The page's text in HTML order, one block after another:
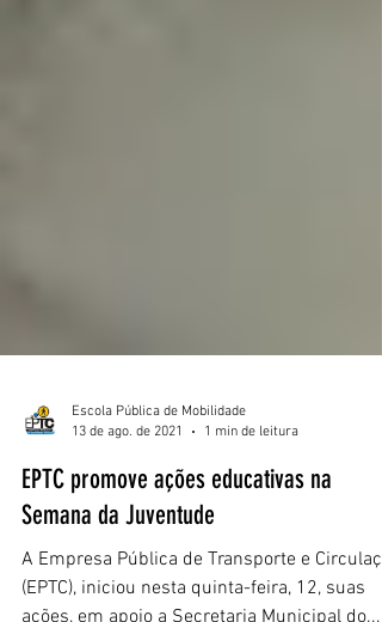
Escola Pública de Mobilidade
13 de ago. de 2021
1 min de leitura
EPTC promove ações educativas na
Semana da Juventude